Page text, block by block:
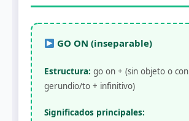
GO ON (inseparable)
Estructura: go on + (sin objeto o con
gerundio/to + infinitivo)
Significados principales: